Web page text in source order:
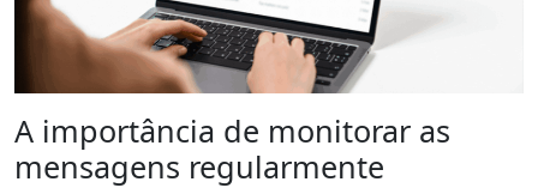
A importância de monitorar as
mensagens regularmente